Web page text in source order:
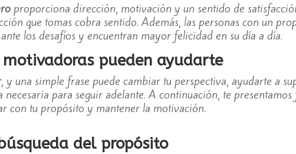
proporciona dirección, motivación y un sentido de
que tomas cobra sentido. Además, las personas con un
los desafíos y encuentran mayor felicidad en su día a día.
motivadoras pueden ayudarte
, y una simple frase puede cambiar tu perspectiva, ayudarte a
para seguir adelante. A continuación, te
con tu propósito y mantener la motivación.
del propósito